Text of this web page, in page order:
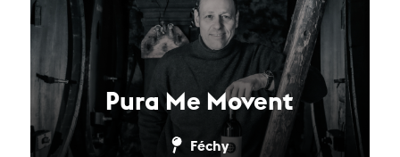
Pura Me Movent
Féchy